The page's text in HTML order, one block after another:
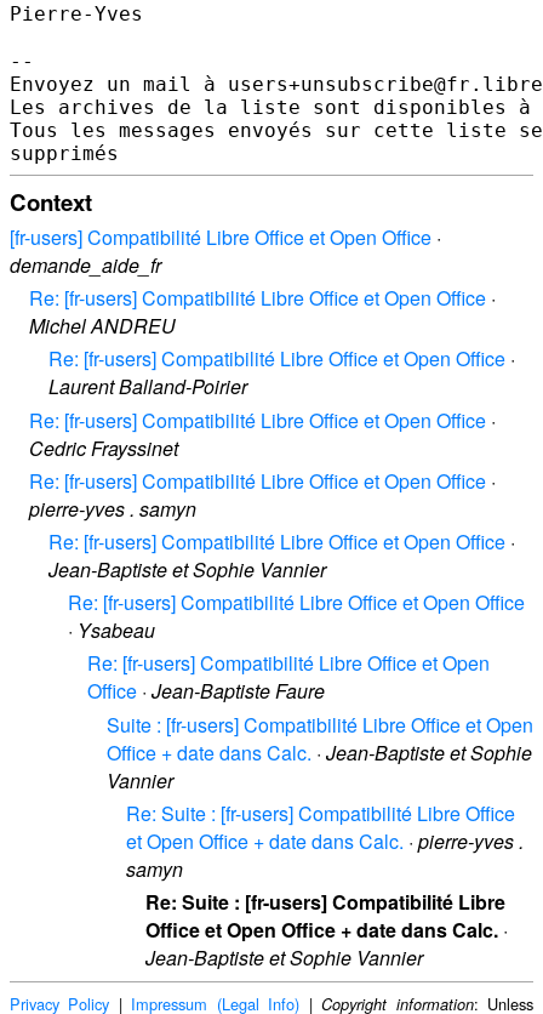
Pierre-Yves
--
Envoyez un mail à
Les archives de la liste sont disponibles à
Tous les messages envoyés sur cette liste
Context
[fr-users] Compatibilité Libre Office et Open Office ·
demande_aide_fr
Re: [fr-users] Compatibilité Libre Office et Open Office ·
Michel ANDREU
Re: [fr-users] Compatibilité Libre Office et Open Office ·
Laurent Balland-Poirier
Re: [fr-users] Compatibilité Libre Office et Open Office ·
Cedric Frayssinet
Re: [fr-users] Compatibilité Libre Office et Open Office ·
pierre-yves . samyn
Re: [fr-users] Compatibilité Libre Office et Open Office ·
Jean-Baptiste et Sophie Vannier
Re: [fr-users] Compatibilité Libre Office et Open Office
· Ysabeau
Re: [fr-users] Compatibilité Libre Office et Open
Office · Jean-Baptiste Faure
Suite : [fr-users] Compatibilité Libre Office et Open
Office + date dans Calc. · Jean-Baptiste et Sophie
Vannier
Re: Suite : [fr-users] Compatibilité Libre Office
et Open Office + date dans Calc. · pierre-yves .
samyn
Re: Suite : [fr-users] Compatibilité Libre
Office et Open Office + date dans Calc. ·
Jean-Baptiste et Sophie Vannier
Privacy Policy | Impressum (Legal Info) |Copyright information: Unless